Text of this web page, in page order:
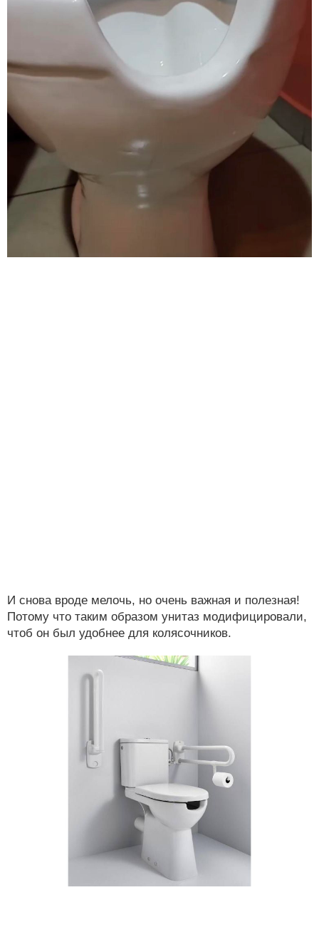
И снова вроде мелочь, но очень важная и полезная!
Потому что таким образом унитаз модифицировали,
чтоб он был удобнее для колясочников.